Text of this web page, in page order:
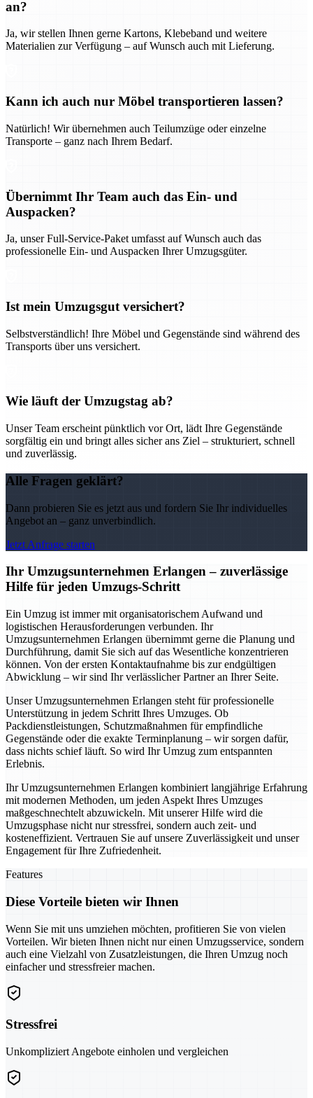
an?
Ja, wir stellen Ihnen gerne Kartons, Klebeband und weitere
Materialien zur Verfügung – auf Wunsch auch mit Lieferung.
Kann ich auch nur Möbel transportieren lassen?
Natürlich! Wir übernehmen auch Teilumzüge oder einzelne
Transporte – ganz nach Ihrem Bedarf.
Übernimmt Ihr Team auch das Ein- und
Auspacken?
Ja, unser Full-Service-Paket umfasst auf Wunsch auch das
professionelle Ein- und Auspacken Ihrer Umzugsgüter.
Ist mein Umzugsgut versichert?
Selbstverständlich! Ihre Möbel und Gegenstände sind während des
Transports über uns versichert.
Wie läuft der Umzugstag ab?
Unser Team erscheint pünktlich vor Ort, lädt Ihre Gegenstände
sorgfältig ein und bringt alles sicher ans Ziel – strukturiert, schnell
und zuverlässig.
Alle Fragen geklärt?
Dann probieren Sie es jetzt aus und fordern Sie Ihr individuelles
Angebot an – ganz unverbindlich.
Jetzt Anfrage starten
Ihr Umzugsunternehmen Erlangen – zuverlässige
Hilfe für jeden Umzugs-Schritt
Ein Umzug ist immer mit organisatorischem Aufwand und
logistischen Herausforderungen verbunden. Ihr
Umzugsunternehmen Erlangen übernimmt gerne die Planung und
Durchführung, damit Sie sich auf das Wesentliche konzentrieren
können. Von der ersten Kontaktaufnahme bis zur endgültigen
Abwicklung – wir sind Ihr verlässlicher Partner an Ihrer Seite.
Unser Umzugsunternehmen Erlangen steht für professionelle
Unterstützung in jedem Schritt Ihres Umzuges. Ob
Packdienstleistungen, Schutzmaßnahmen für empfindliche
Gegenstände oder die exakte Terminplanung – wir sorgen dafür,
dass nichts schief läuft. So wird Ihr Umzug zum entspannten
Erlebnis.
Ihr Umzugsunternehmen Erlangen kombiniert langjährige Erfahrung
mit modernen Methoden, um jeden Aspekt Ihres Umzuges
maßgeschnechtelt abzuwickeln. Mit unserer Hilfe wird die
Umzugsphase nicht nur stressfrei, sondern auch zeit- und
kosteneffizient. Vertrauen Sie auf unsere Zuverlässigkeit und unser
Engagement für Ihre Zufriedenheit.
Features
Diese Vorteile bieten wir Ihnen
Wenn Sie mit uns umziehen möchten, profitieren Sie von vielen
Vorteilen. Wir bieten Ihnen nicht nur einen Umzugsservice, sondern
auch eine Vielzahl von Zusatzleistungen, die Ihren Umzug noch
einfacher und stressfreier machen.
Stressfrei
Unkompliziert Angebote einholen und vergleichen